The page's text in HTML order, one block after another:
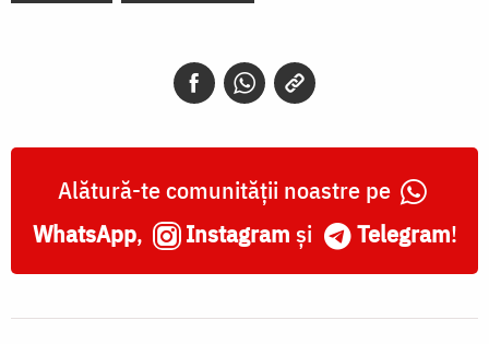
Alătură-te comunității noastre pe
WhatsApp, Instagram și Telegram!